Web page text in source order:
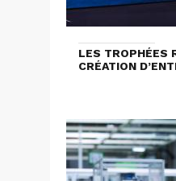
LES TROPHÉES
CRÉATION